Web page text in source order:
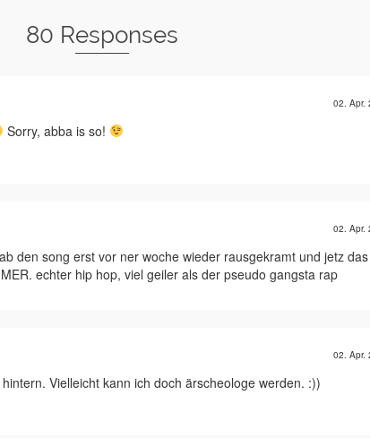
80 Responses
02. Apr.
Sorry, abba is so!
02. Apr.
den song erst vor ner woche wieder rausgekramt und jetz
echter hip hop, viel geiler als der pseudo gangsta rap
02. Apr.
Vielleicht kann ich doch ärscheologe werden. :))